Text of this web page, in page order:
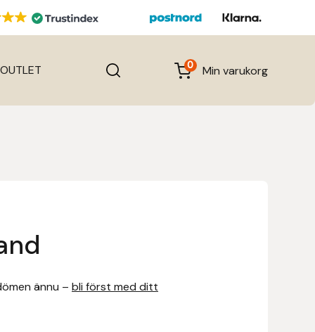
OUTLET Min varukorg
0
ännu – bli först med ditt